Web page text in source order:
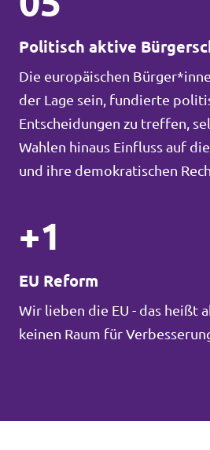
Politisch aktive
Die europäischen
der Lage sein, fundierte
Entscheidungen zu treffen,
Wahlen hinaus Einfluss auf
und ihre demokratischen
+1
EU Reform
Wir lieben die EU - das heißt
keinen Raum für